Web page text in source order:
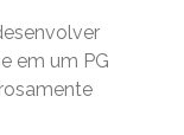
em um PG